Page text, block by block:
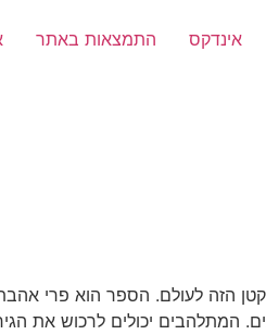
אינדקס התמצאות באתר
הזה לעולם. הספר הוא פרי
המתלהבים יכולים לרכוש את